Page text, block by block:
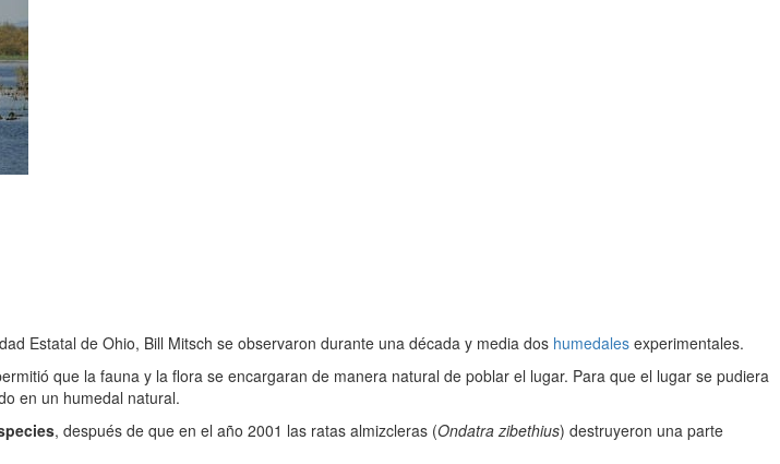
Estatal de Ohio, Bill Mitsch se observaron durante una década y media dos humedales experimentales.
que la fauna y la flora se encargaran de manera natural de poblar el lugar. Para que el lugar se pudiera
en un humedal natural.
, después de que en el año 2001 las ratas almizcleras (Ondatra zibethius) destruyeron una parte